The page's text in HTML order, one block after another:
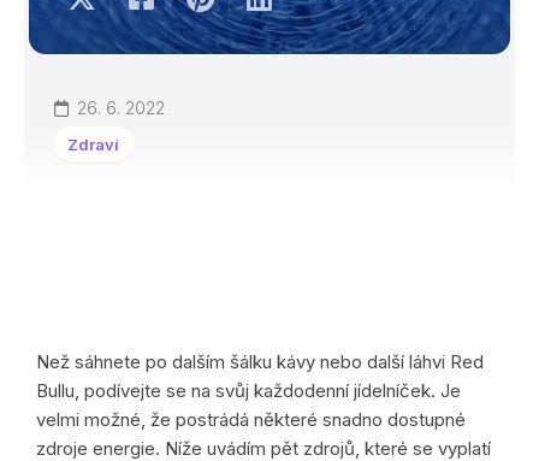
26. 6. 2022
Zdraví
Než sáhnete po dalším šálku kávy nebo další láhvi Red
Bullu, podívejte se na svůj každodenní jídelníček. Je
velmi možné, že postrádá některé snadno dostupné
zdroje energie. Níže uvádím pět zdrojů, které se vyplatí